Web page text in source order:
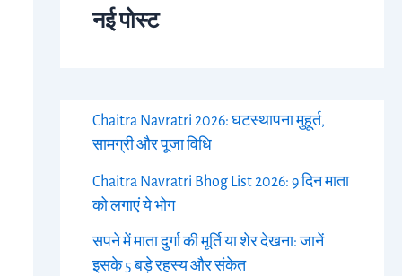
नई पोस्ट
Chaitra Navratri 2026: घटस्थापना मुहूर्त,
सामग्री और पूजा विधि
Chaitra Navratri Bhog List 2026: 9 दिन माता
को लगाएं ये भोग
सपने में माता दुर्गा की मूर्ति या शेर देखना: जानें
इसके 5 बड़े रहस्य और संकेत